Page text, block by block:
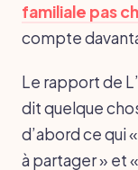
familiale pas
compte
Le rapport de
dit quelque
d’abord ce qui
à partager » et